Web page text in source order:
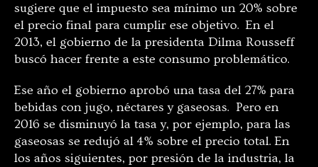
sugiere que el impuesto sea mínimo un 20% sobre
el precio final para cumplir ese objetivo. En el
2013, el gobierno de la presidenta Dilma Rousseff
buscó hacer frente a este consumo problemático.
Ese año el gobierno aprobó una tasa del 27% para
bebidas con jugo, néctares y gaseosas. Pero en
2016 se disminuyó la tasa y, por ejemplo, para las
gaseosas se redujó al 4% sobre el precio total. En
los años siguientes, por presión de la industria, la